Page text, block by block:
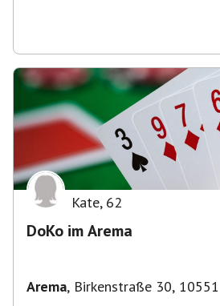
Kate, 62
DoKo im Arema
Arema, Birkenstraße 30,